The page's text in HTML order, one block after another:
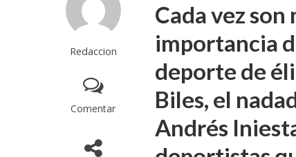
Redaccion
Comentar
Cada vez
importancia
deporte de
Biles, el
Andrés